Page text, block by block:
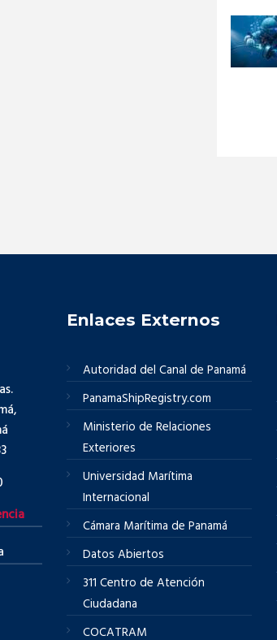
Enlaces Externos
Autoridad del Canal de Panamá
PanamaShipRegistry.com
Ministerio de Relaciones
Exteriores
Universidad Marítima
Internacional
Cámara Marítima de Panamá
Datos Abiertos
311 Centro de Atención
Ciudadana
COCATRAM